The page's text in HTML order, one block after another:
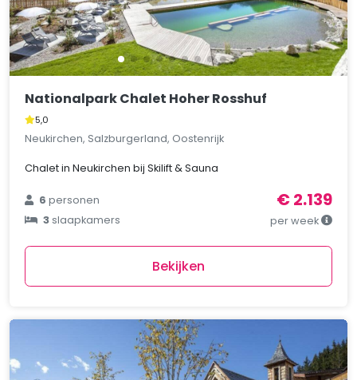
Nationalpark Chalet Hoher Rosshuf
5,0
Neukirchen, Salzburgerland, Oostenrijk
Chalet in Neukirchen bij Skilift & Sauna
6personen
3slaapkamers
€ 2.139
per week
Bekijken